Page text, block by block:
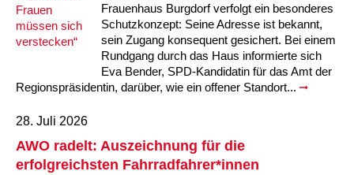
Frauenhaus Burgdorf verfolgt ein besonderes
Schutzkonzept: Seine Adresse ist bekannt,
sein Zugang konsequent gesichert. Bei einem
Rundgang durch das Haus informierte sich
Eva Bender, SPD-Kandidatin für das Amt der
Regionspräsidentin, darüber, wie ein offener Standort...
28. Juli 2026
AWO radelt: Auszeichnung für die
erfolgreichsten Fahrradfahrer*innen